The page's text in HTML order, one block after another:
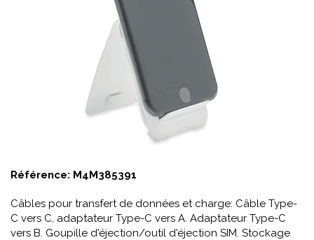
Référence: M4M385391
Câbles pour transfert de données et charge: Câble Type-
C vers C, adaptateur Type-C vers A. Adaptateur Type-C
vers B. Goupille d'éjection/outil d'éjection SIM. Stockage